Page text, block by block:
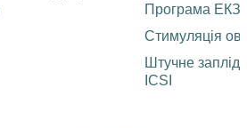
Програма ЕКЗ
Стимуляція
Штучне
ICSI